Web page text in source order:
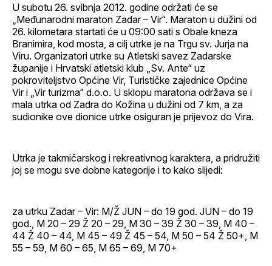
U subotu 26. svibnja 2012. godine održati će se
„Međunarodni maraton Zadar – Vir“. Maraton u dužini od
26. kilometara startati će u 09:00 sati s Obale kneza
Branimira, kod mosta, a cilj utrke je na Trgu sv. Jurja na
Viru. Organizatori utrke su Atletski savez Zadarske
županije i Hrvatski atletski klub „Sv. Ante“ uz
pokroviteljstvo Općine Vir, Turističke zajednice Općine
Vir i „Vir turizma“ d.o.o. U sklopu maratona održava se i
mala utrka od Zadra do Kožina u dužini od 7 km, a za
sudionike ove dionice utrke osiguran je prijevoz do Vira.
Utrka je takmičarskog i rekreativnog karaktera, a pridružiti
joj se mogu sve dobne kategorije i to kako slijedi:
za utrku Zadar – Vir: M/Ž JUN – do 19 god. JUN – do 19
god., M 20 – 29 Ž 20 – 29, M 30 – 39 Ž 30 – 39, M 40 –
44 Ž 40 – 44, M 45 – 49 Ž 45 – 54, M 50 – 54 Ž 50+, M
55 – 59, M 60 – 65, M 65 – 69, M 70+